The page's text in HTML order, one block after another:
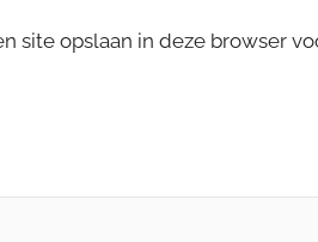
site opslaan in deze browser